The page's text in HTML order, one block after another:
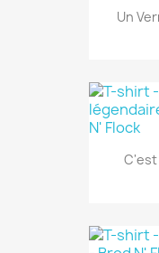
Un
C'est